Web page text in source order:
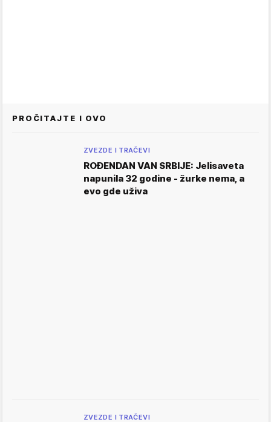
PROČITAJTE I OVO
ZVEZDE I TRAČEVI
ROĐENDAN VAN SRBIJE: Jelisaveta
napunila 32 godine - žurke nema, a
evo gde uživa
ZVEZDE I TRAČEVI